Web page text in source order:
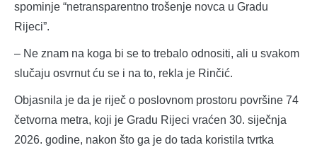
spominje “netransparentno trošenje novca u Gradu
Rijeci”.
– Ne znam na koga bi se to trebalo odnositi, ali u svakom
slučaju osvrnut ću se i na to, rekla je Rinčić.
Objasnila je da je riječ o poslovnom prostoru površine 74
četvorna metra, koji je Gradu Rijeci vraćen 30. siječnja
2026. godine, nakon što ga je do tada koristila tvrtka